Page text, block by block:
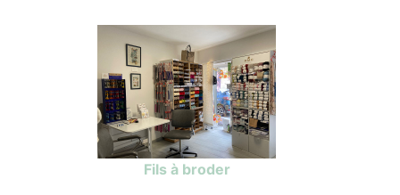
Fils à broder